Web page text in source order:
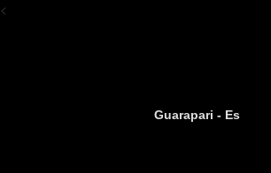
<
Guarapari - Es